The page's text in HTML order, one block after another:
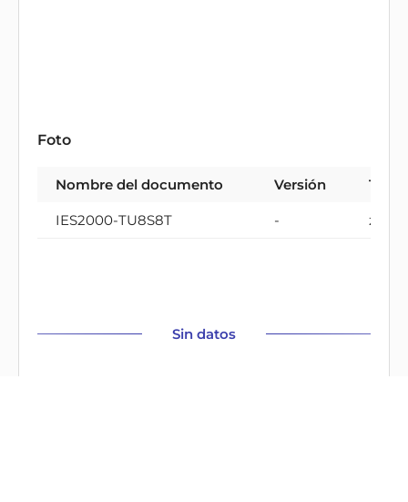
Foto
Nombre del documento Versión Tipo
IES2000-TU8S8T - zip
Sin datos